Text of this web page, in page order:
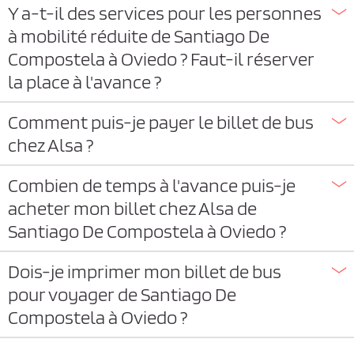
Y a-t-il des services pour les personnes
à mobilité réduite de Santiago De
Compostela à Oviedo ? Faut-il réserver
la place à l'avance ?
Comment puis-je payer le billet de bus
chez Alsa ?
Combien de temps à l'avance puis-je
acheter mon billet chez Alsa de
Santiago De Compostela à Oviedo ?
Dois-je imprimer mon billet de bus
pour voyager de Santiago De
Compostela à Oviedo ?